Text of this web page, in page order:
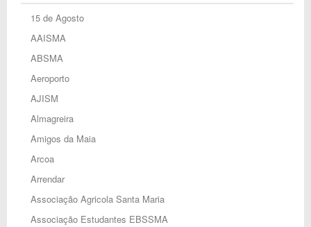
15 de Agosto
AAISMA
ABSMA
Aeroporto
AJISM
Almagreira
Amigos da Maia
Arcoa
Arrendar
Associação Agricola Santa Maria
Associação Estudantes EBSSMA